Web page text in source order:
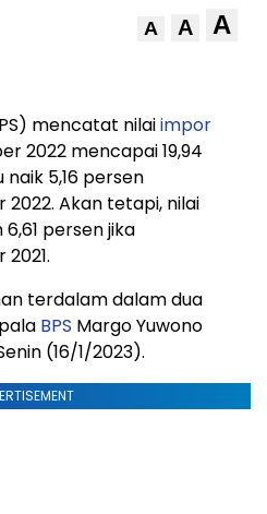
A A A
mencatat nilaiimpor
2022 mencapai 19,94
naik 5,16 persen
Akan tetapi, nilai
persen jika
terdalam dalam dua
BPS Margo Yuwono
(16/1/2023).